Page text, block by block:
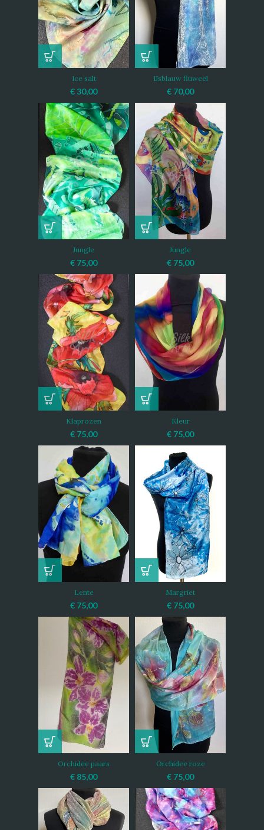
Ice salt
€ 30,00
IJsblauw fluweel
€ 70,00
Jungle
€ 75,00
Jungle
€ 75,00
Klaprozen
€ 75,00
Kleur
€ 75,00
Lente
€ 75,00
Margriet
€ 75,00
Orchidee paars
€ 85,00
Orchidee roze
€ 75,00